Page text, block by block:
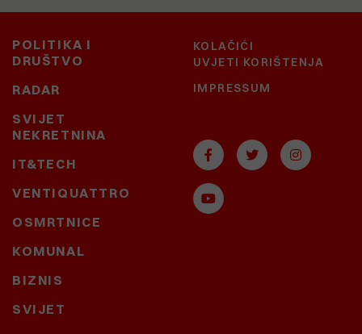
POLITIKA I
DRUŠTVO
RADAR
SVIJET
NEKRETNINA
IT&TECH
VENTIQUATTRO
OSMRTNICE
KOMUNAL
BIZNIS
SVIJET
KOLAČIĆI
UVJETI KORIŠTENJA
IMPRESSUM